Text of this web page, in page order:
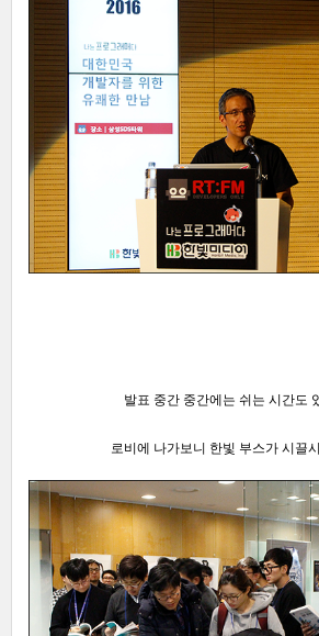
발표 중간 중간에는 쉬는 시간도
로비에 나가보니 한빛 부스가 시끌